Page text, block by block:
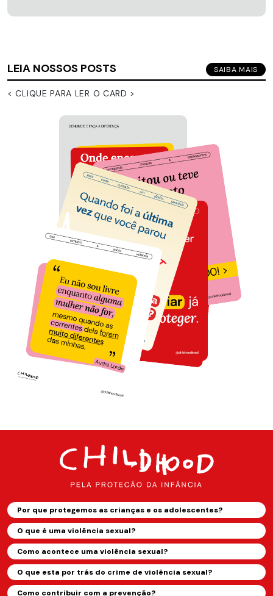
LEIA NOSSOS POSTS SAIBA MAIS
< CLIQUE PARA LER O CARD >
Por que protegemos as crianças e os adolescentes?
O que é uma violência sexual?
Como acontece uma violência sexual?
O que esta por trás do crime de violência sexual?
Como contribuir com a prevenção?